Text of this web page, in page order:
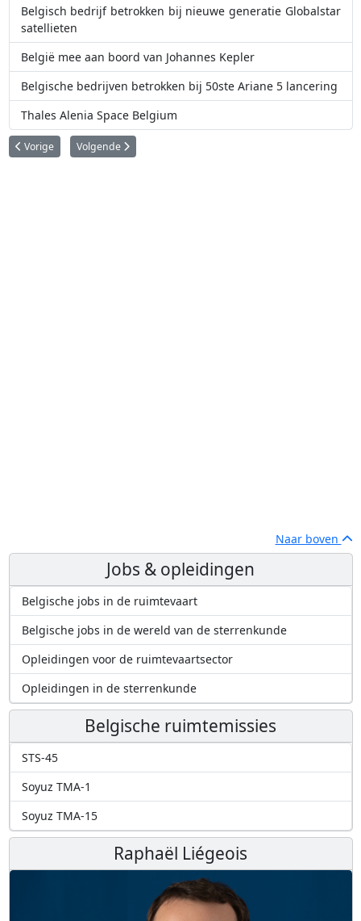
Belgisch bedrijf betrokken bij nieuwe generatie Globalstar
satellieten
België mee aan boord van Johannes Kepler
Belgische bedrijven betrokken bij 50ste Ariane 5 lancering
Thales Alenia Space Belgium
Vorig artikel: Belgische onderneming betrokken bij Sentinel satellieten
Vorige Volgende artikel: Thales Alenia Space ETCA ondertekent
Volgende
Naar boven
Jobs & opleidingen
Belgische jobs in de ruimtevaart
Belgische jobs in de wereld van de sterrenkunde
Opleidingen voor de ruimtevaartsector
Opleidingen in de sterrenkunde
Belgische ruimtemissies
STS-45
Soyuz TMA-1
Soyuz TMA-15
Raphaël Liégeois